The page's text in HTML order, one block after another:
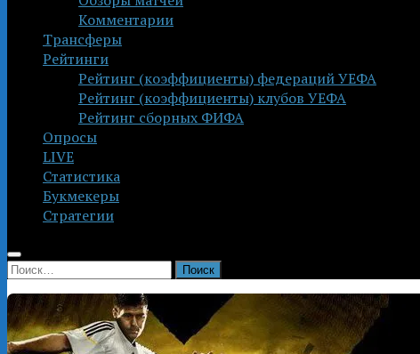
Комментарии
Трансферы
Рейтинги
Рейтинг (коэффициенты) федераций УЕФА
Рейтинг (коэффициенты) клубов УЕФА
Рейтинг сборных ФИФА
Опросы
LIVE
Статистика
Букмекеры
Стратегии
Найти: